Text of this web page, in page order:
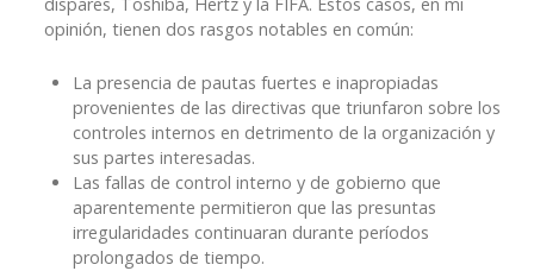
opinión, tienen dos rasgos notables en común:
La presencia de pautas fuertes e inapropiadas
provenientes de las directivas que triunfaron sobre los
controles internos en detrimento de la organización y
sus partes interesadas.
Las fallas de control interno y de gobierno que
aparentemente permitieron que las presuntas
irregularidades continuaran durante períodos
prolongados de tiempo.